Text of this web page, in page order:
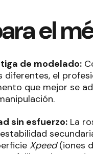
el
de modelado:
diferentes, el
que mejor se
.
sin esfuerzo: La
Xpeed(iones